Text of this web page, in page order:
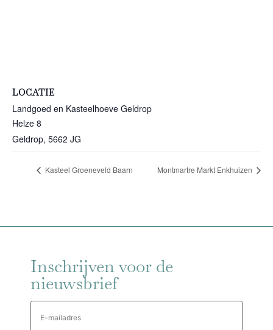
LOCATIE
Landgoed en Kasteelhoeve Geldrop
Helze 8
Geldrop, 5662 JG
Kasteel Groeneveld Baarn Montmartre Markt Enkhuizen
Inschrijven voor de
nieuwsbrief
E-
mailadres